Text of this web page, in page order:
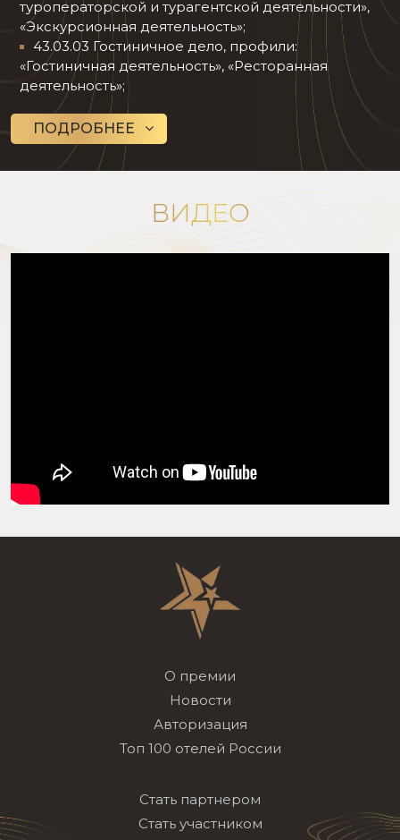
туроператорской и турагентской деятельности»,
«Экскурсионная деятельность»;
43.03.03 Гостиничное дело, профили:
«Гостиничная деятельность», «Ресторанная
деятельность»;
ПОДРОБНЕЕ
ВИДЕО
О премии
Новости
Авторизация
Топ 100 отелей России
Стать партнером
Стать участником